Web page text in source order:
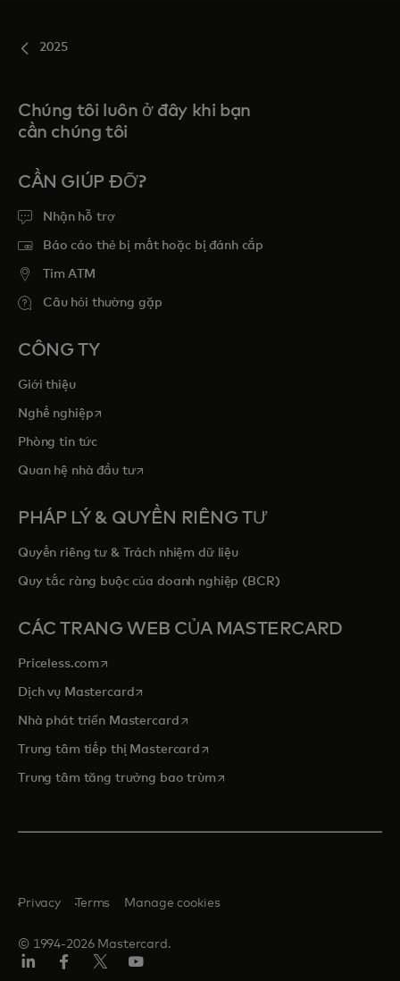
2025
Chúng tôi luôn ở đây khi bạn
cần chúng tôi
CẦN GIÚP ĐỠ?
Nhận hỗ trợ
Báo cáo thẻ bị mất hoặc bị đánh cắp
Tim ATM
Câu hỏi thường gặp
CÔNG TY
Giới thiệu
Nghề nghiệpopens in a new tab
Phòng tin tức
Quan hệ nhà đầu tưopens in a new tab
PHÁP LÝ & QUYỀN RIÊNG TƯ
Quyền riêng tư & Trách nhiệm dữ liệu
Quy tắc ràng buộc của doanh nghiệp (BCR)
CÁC TRANG WEB CỦA MASTERCARD
Priceless.com opens in a new tab
Dịch vụ Mastercardopens in a new tab
Nhà phát triển Mastercardopens in a new tab
Trung tâm tiếp thị Mastercardopens in a new tab
Trung tâm tăng trưởng bao trùmopens in a new tab
© 1994-2026 Mastercard.
Privacy Terms Manage cookies